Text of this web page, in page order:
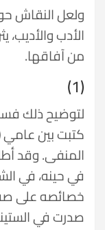
ولعل النقاش
الأدب
من آفاقها.
(1)
لتوضيح ذلك
كتبت بين عامي
المنفى. وقد
في حينه، في
خصائصه على
صدرت في